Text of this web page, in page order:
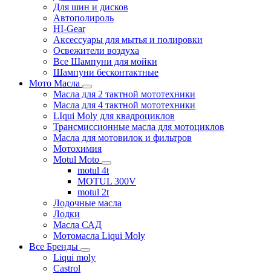
Для шин и дисков
Автополироль
HI-Gear
Аксессуары для мытья и полировки
Освежители воздуха
Все Шампуни для мойки
Шампуни бесконтактные
Мото Масла
Масла для 2 тактной мототехники
Масла для 4 тактной мототехники
LIqui Moly для квадроциклов
Трансмиссионные масла для мотоциклов
Масла для мотовилок и фильтров
Мотохимия
Motul Moto
motul 4t
MOTUL 300V
motul 2t
Лодочные масла
Лодки
Масла САД
Мотомасла Liqui Moly
Все Бренды
Liqui moly
Castrol